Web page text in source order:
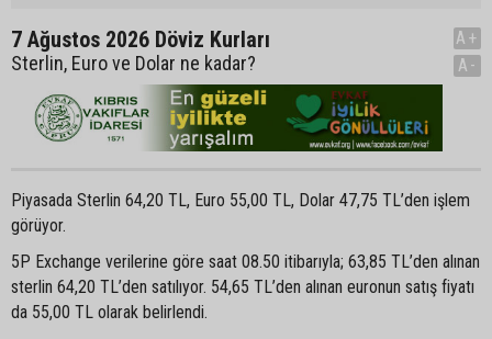
7 Ağustos 2026 Döviz Kurları
Sterlin, Euro ve Dolar ne kadar?
A+
A-
Piyasada Sterlin 64,20 TL, Euro 55,00 TL, Dolar 47,75 TL’den işlem
görüyor.
5P Exchange verilerine göre saat 08.50 itibarıyla; 63,85 TL’den alınan
sterlin 64,20 TL’den satılıyor. 54,65 TL’den alınan euronun satış fiyatı
da 55,00 TL olarak belirlendi.